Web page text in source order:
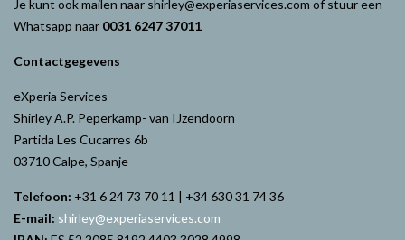
Je kunt ook mailen naar shirley@experiaservices.com of stuur een
Whatsapp naar 0031 6247 37011
Contactgegevens
eXperia Services
Shirley A.P. Peperkamp- van IJzendoorn
Partida Les Cucarres 6b
03710 Calpe, Spanje
Telefoon: +31 6 24 73 70 11 | +34 630 31 74 36
E-mail: shirley@experiaservices.com